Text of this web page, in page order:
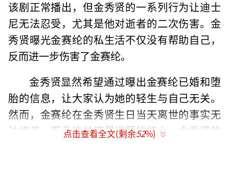
该剧正常播出，但金秀贤的一系列行为让迪士
尼无法忍受，尤其是他对逝者的二次伤害。金
秀贤曝光金赛纶的私生活不仅没有帮助自己，
反而进一步伤害了金赛纶。
金秀贤显然希望通过曝出金赛纶已婚和堕
胎的信息，让大家认为她的轻生与自己无关。
然而，金赛纶在金秀贤生日当天离世的事实无
法掩盖，而且这并不是问题的核心。金秀贤的
点击查看全文(剩余52%)